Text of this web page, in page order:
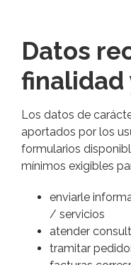
Datos
finalidad
Los datos de
aportados por los
formularios
mínimos exigibles
enviarle
/ servicios
atender
tramitar